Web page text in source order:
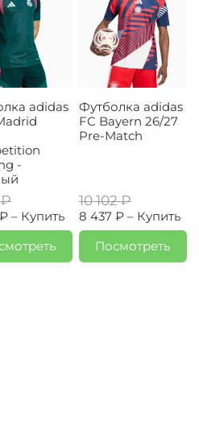
adidas
-
₽
– Купить
Футболка adidas
FC Bayern 26/27
Pre-Match
10 102 ₽
8 437 ₽ – Купить
Посмотреть